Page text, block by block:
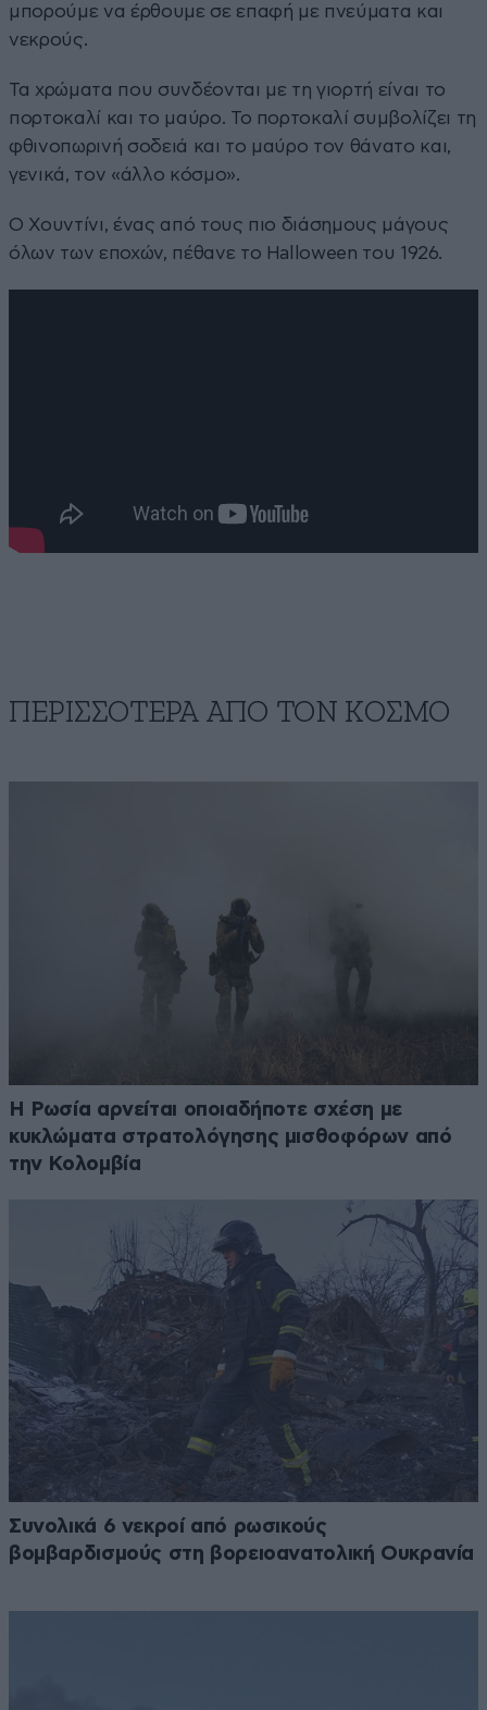
μπορούμε να έρθουμε σε επαφή με πνεύματα και
νεκρούς.
Τα χρώματα που συνδέονται με τη γιορτή είναι το
πορτοκαλί και το μαύρο. Το πορτοκαλί συμβολίζει τη
φθινοπωρινή σοδειά και το μαύρο τον θάνατο και,
γενικά, τον «άλλο κόσμο».
Ο Χουντίνι, ένας από τους πιο διάσημους μάγους
όλων των εποχών, πέθανε το Halloween του 1926.
ΠΕΡΙΣΣΟΤΕΡΑ ΑΠΟ ΤΟΝ ΚΟΣΜΟ
Η Ρωσία αρνείται οποιαδήποτε σχέση με
κυκλώματα στρατολόγησης μισθοφόρων από
την Κολομβία
Συνολικά 6 νεκροί από ρωσικούς
βομβαρδισμούς στη βορειοανατολική Ουκρανία